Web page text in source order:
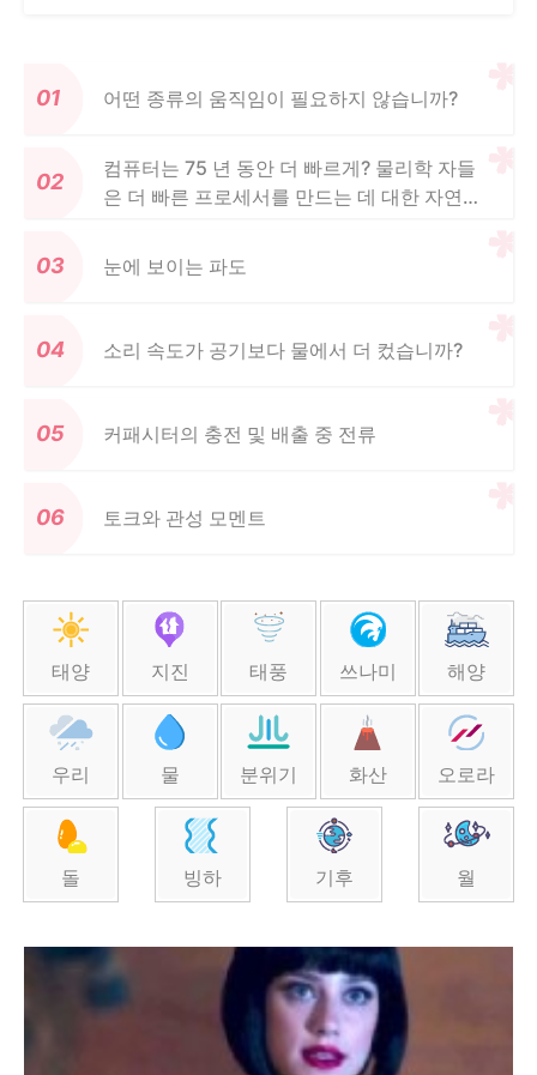
어떤 종류의 움직임이 필요하지 않습니까?
컴퓨터는 75 년 동안 더 빠르게? 물리학 자들
은 더 빠른 프로세서를 만드는 데 대한 자연의
눈에 보이는 파도
소리 속도가 공기보다 물에서 더 컸습니까?
커패시터의 충전 및 배출 중 전류
토크와 관성 모멘트
태양 지진 태풍 쓰나미 해양
우리 물 분위기 화산 오로라
돌 빙하 기후 월